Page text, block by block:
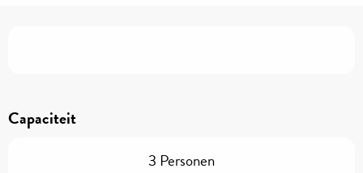
Capaciteit
3 Personen